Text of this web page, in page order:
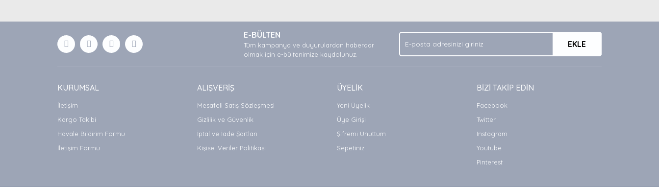
Ürün açıklamasında eksik bilgiler bulunuyor.
Bu ürüne benzer farklı alternatifler olmalı.
Gönder
E-BÜLTEN
Tüm kampanya ve duyurulardan haberdar
olmak için e-bültenimize kaydolunuz.
EKLE
KURUMSAL
İletişim
Kargo Takibi
Havale Bildirim Formu
İletişim Formu
ALIŞVERİŞ
Mesafeli Satış Sözleşmesi
Gizlilik ve Güvenlik
İptal ve İade Şartları
Kişisel Veriler Politikası
ÜYELİK
Yeni Üyelik
Üye Girişi
Şifremi Unuttum
Sepetiniz
BİZİ TAKİP EDİN
Facebook
Twitter
Instagram
Youtube
Pinterest